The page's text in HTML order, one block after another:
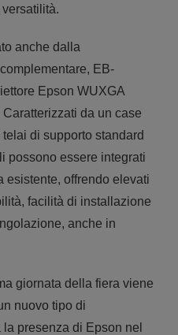
anche dalla
EB-
Epson WUXGA
da un case
di supporto standard
possono essere integrati
esistente, offrendo elevati
facilità di installazione
anche in
giornata della fiera viene
nuovo tipo di
presenza di Epson nel